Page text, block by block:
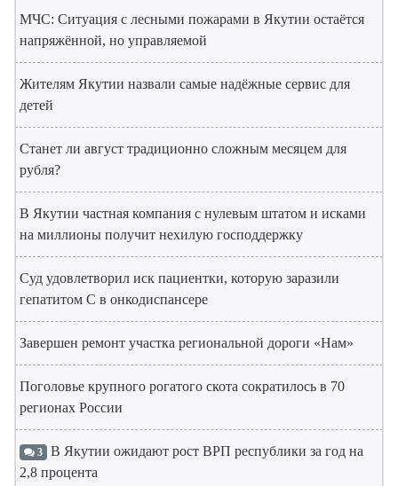
МЧС: Ситуация с лесными пожарами в Якутии остаётся
напряжённой, но управляемой
Жителям Якутии назвали самые надёжные сервис для
детей
Станет ли август традиционно сложным месяцем для
рубля?
В Якутии частная компания с нулевым штатом и исками
на миллионы получит нехилую господдержку
Суд удовлетворил иск пациентки, которую заразили
гепатитом С в онкодиспансере
Завершен ремонт участка региональной дороги «Нам»
Поголовье крупного рогатого скота сократилось в 70
регионах России
3 В Якутии ожидают рост ВРП республики за год на
2,8 процента